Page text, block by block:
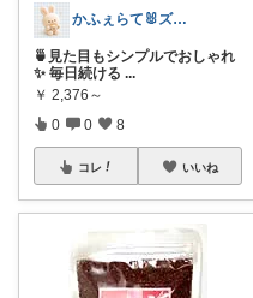
かふぇらて🐰ズボラがいつか整う暮らし
🍵見た目もシンプルでおしゃれ
✨ 毎日続ける ...
￥ 2,376～
0 0 8
コレ いいね